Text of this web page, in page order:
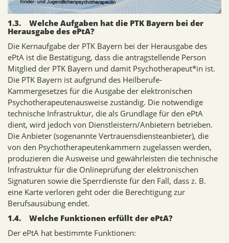
1.3. Welche Aufgaben hat die PTK Bayern bei der
Herausgabe des ePtA?
Die Kernaufgabe der PTK Bayern bei der Herausgabe des
ePtA ist die Bestätigung, dass die antragstellende Person
Mitglied der PTK Bayern und damit Psychotherapeut*in ist.
Die PTK Bayern ist aufgrund des Heilberufe-
Kammergesetzes für die Ausgabe der elektronischen
Psychotherapeutenausweise zuständig. Die notwendige
technische Infrastruktur, die als Grundlage für den ePtA
dient, wird jedoch von Dienstleistern/Anbietern betrieben.
Die Anbieter (sogenannte Vertrauensdiensteanbieter), die
von den Psychotherapeutenkammern zugelassen werden,
produzieren die Ausweise und gewährleisten die technische
Infrastruktur für die Onlineprüfung der elektronischen
Signaturen sowie die Sperrdienste für den Fall, dass z. B.
eine Karte verloren geht oder die Berechtigung zur
Berufsausübung endet.
1.4. Welche Funktionen erfüllt der ePtA?
Der ePtA hat bestimmte Funktionen: